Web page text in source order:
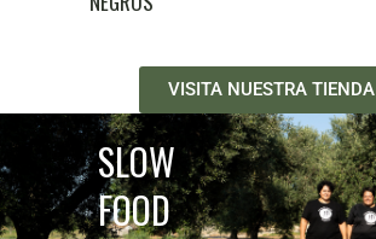
VISITA NUESTRA TIENDA
SLOW
FOOD